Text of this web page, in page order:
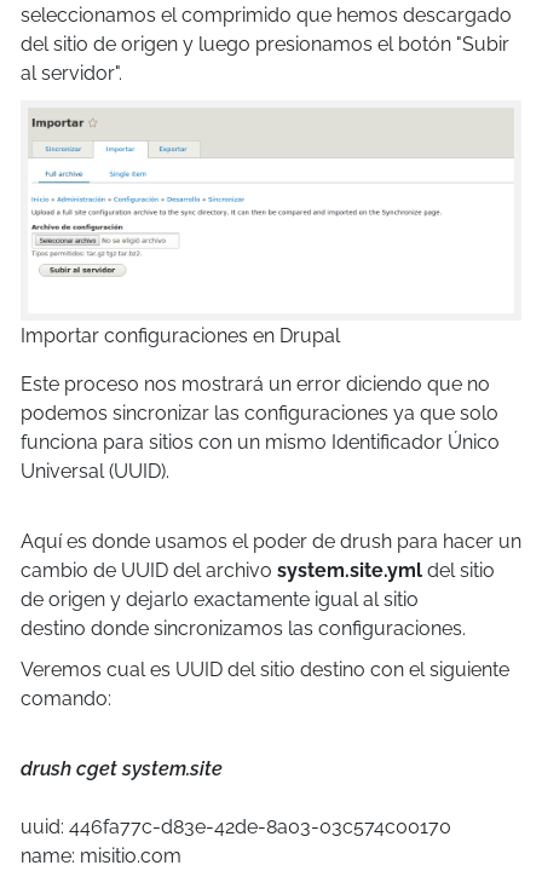
seleccionamos el comprimido que hemos descargado
del sitio de origen y luego presionamos el botón "Subir
al servidor".
Importar configuraciones en Drupal
Este proceso nos mostrará un error diciendo que no
podemos sincronizar las configuraciones ya que solo
funciona para sitios con un mismo Identificador Único
Universal (UUID).
Aquí es donde usamos el poder de drush para hacer un
cambio de UUID del archivo system.site.yml del sitio
de origen y dejarlo exactamente igual al sitio
destino donde sincronizamos las configuraciones.
Veremos cual es UUID del sitio destino con el siguiente
comando:
drush cget system.site
uuid: 446fa77c-d83e-42de-8a03-03c574c00170
name: misitio.com